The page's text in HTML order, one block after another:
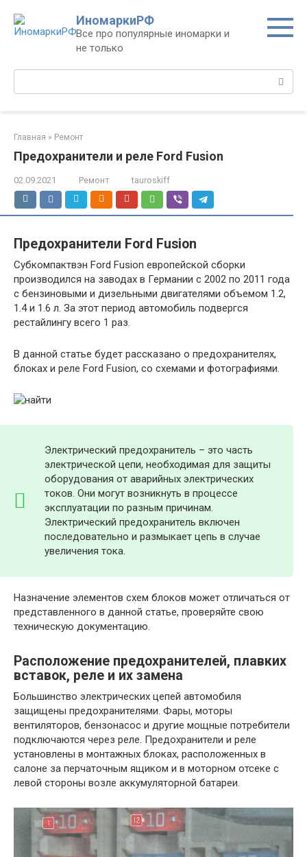
контенту
ИномаркиРФ
Все про популярные иномарки и
не только
Поиск:
Главная » Ремонт
Предохранители и реле Ford Fusion
02.09.2021 Ремонт tauroskiff
Предохранители Ford Fusion
Субкомпактвэн Ford Fusion европейской сборки
производился на заводах в Германии с 2002 по 2011 года
с бензиновыми и дизельными двигателями объемом 1.2,
1.4 и 1.6 л. За этот период автомобиль подвергся
рестайлингу всего 1 раз.
В данной статье будет рассказано о предохранителях,
блоках и реле Ford Fusion, со схемами и фотографиями.
Электрический предохранитель – это часть
электрической цепи, необходимая для защиты
оборудования от аварийных электрических
токов. Они могут возникнуть в процессе
эксплуатации по разным причинам.
Электрический предохранитель включен
последовательно и размыкает цепь в случае
увеличения тока.
Назначение элементов схем блоков может отличаться от
представленного в данной статье, проверяйте свою
техническую документацию.
Расположение предохранителей, плавких
вставок, реле и их замена
Большинство электрических цепей автомобиля
защищены предохранителями. Фары, моторы
вентиляторов, бензонасос и другие мощные потребители
подключаются через реле. Предохранители и реле
установлены в монтажных блоках, расположенных в
салоне за перчаточным ящиком и в моторном отсеке с
левой стороны возле аккумуляторной батареи.